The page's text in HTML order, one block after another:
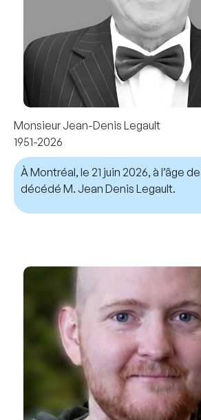
Monsieur Jean-Denis Legault
1951-2026
À Montréal, le 21 juin 2026, à l’âge
décédé M. Jean Denis Legault.